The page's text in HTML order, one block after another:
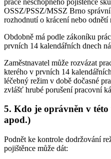
OSSZ/PSSZ/MSSZ Brno
rozhodnutí o krácení nebo odnětí
Obdobně má podle zákoníku
prvních 14 kalendářních dnech
Zaměstnavatel může rozvázat
kterého v prvních 14
léčebný režim v době dočasné
zvlášť hrubé porušení pracovní
5. Kdo je oprávněn v
apod.)
Podnět ke kontrole dodržování
pojištěnce může dát: